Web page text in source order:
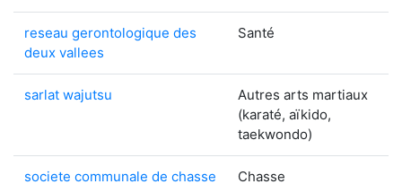
reseau gerontologique des
deux vallees
Santé
sarlat wajutsu
Autres arts martiaux
(karaté, aïkido,
taekwondo)
societe communale de chasse
Chasse